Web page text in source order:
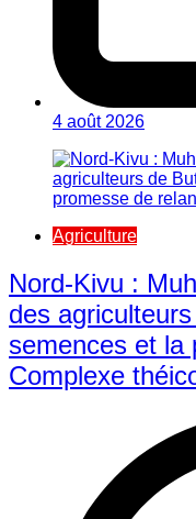
4 août 2026
Agriculture
Nord-Kivu :
des
semences et la
Complexe